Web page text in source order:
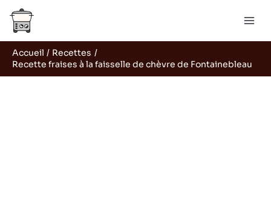
Aller
contenu
Accueil
Recettes
Recette fraises à la faisselle de chèvre de Fontainebleau
Rechercher